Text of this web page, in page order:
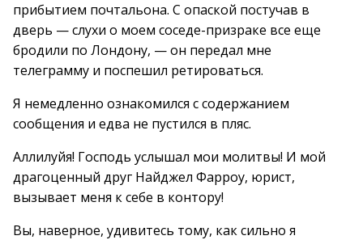
прибытием почтальона. С опаской постучав в
дверь — слухи о моем соседе-призраке все еще
бродили по Лондону, — он передал мне
телеграмму и поспешил ретироваться.
Я немедленно ознакомился с содержанием
сообщения и едва не пустился в пляс.
Аллилуйя! Господь услышал мои молитвы! И мой
драгоценный друг Найджел Фарроу, юрист,
вызывает меня к себе в контору!
Вы, наверное, удивитесь тому, как сильно я